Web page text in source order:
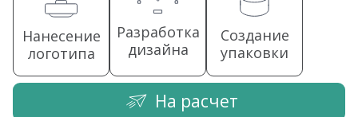
Нанесение
логотипа
Разработка
дизайна
Создание
упаковки
На расчет